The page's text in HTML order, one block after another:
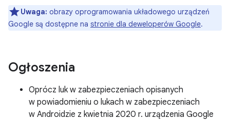
Uwaga: obrazy oprogramowania układowego urządzeń
Google są dostępne na stronie dla deweloperów Google.
Ogłoszenia
Oprócz luk w zabezpieczeniach opisanych
w powiadomieniu o lukach w zabezpieczeniach
w Androidzie z kwietnia 2020 r. urządzenia Google